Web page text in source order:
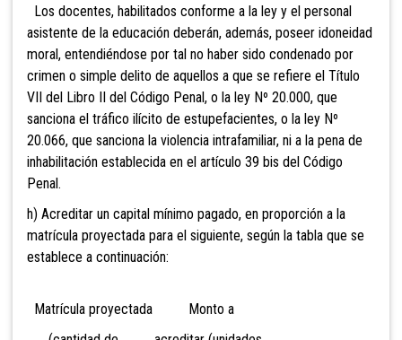
Los docentes, habilitados conforme a la ley y el personal
asistente de la educación deberán, además, poseer idoneidad
moral, entendiéndose por tal no haber sido condenado por
crimen o simple delito de aquellos a que se refiere el Título
VII del Libro II del Código Penal, o la ley Nº 20.000, que
sanciona el tráfico ilícito de estupefacientes, o la ley Nº
20.066, que sanciona la violencia intrafamiliar, ni a la pena de
inhabilitación establecida en el artículo 39 bis del Código
Penal.
h) Acreditar un capital mínimo pagado, en proporción a la
matrícula proyectada para el siguiente, según la tabla que se
establece a continuación:
Matrícula proyectada Monto a